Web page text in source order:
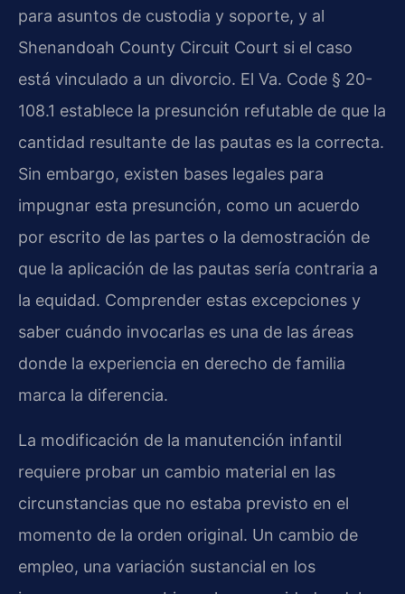
para asuntos de custodia y soporte, y al
Shenandoah County Circuit Court si el caso
está vinculado a un divorcio. El Va. Code § 20-
108.1 establece la presunción refutable de que la
cantidad resultante de las pautas es la correcta.
Sin embargo, existen bases legales para
impugnar esta presunción, como un acuerdo
por escrito de las partes o la demostración de
que la aplicación de las pautas sería contraria a
la equidad. Comprender estas excepciones y
saber cuándo invocarlas es una de las áreas
donde la experiencia en derecho de familia
marca la diferencia.
La modificación de la manutención infantil
requiere probar un cambio material en las
circunstancias que no estaba previsto en el
momento de la orden original. Un cambio de
empleo, una variación sustancial en los